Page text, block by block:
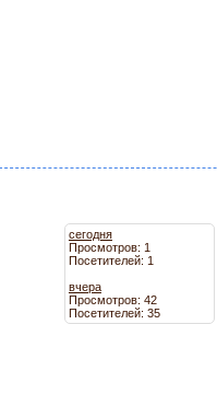
сегодня
Просмотров: 1
Посетителей: 1
вчера
Просмотров: 42
Посетителей: 35